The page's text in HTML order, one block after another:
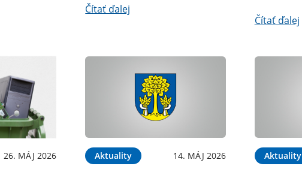
Čítať ďalej
Čítať ďalej
26. MÁJ 2026 Aktuality 14. MÁJ 2026 Aktuality